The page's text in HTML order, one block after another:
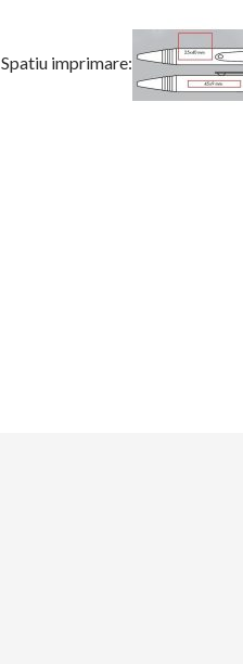
Spatiu imprimare: